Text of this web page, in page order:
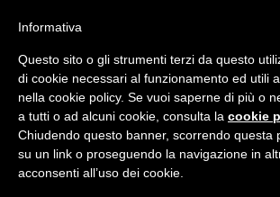
Informativa
Questo sito o gli strumenti terzi da questo
di cookie necessari al funzionamento ed utili
nella cookie policy. Se vuoi saperne di più o
a tutti o ad alcuni cookie, consulta la cookie
Chiudendo questo banner, scorrendo questa
su un link o proseguendo la navigazione in
acconsenti all’uso dei cookie.